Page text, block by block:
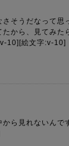
そうだなって思
から、見てみた
10][絵文字:v-10]
ら見れないんで